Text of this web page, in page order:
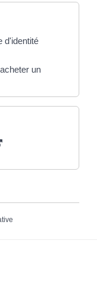
d'identité
un